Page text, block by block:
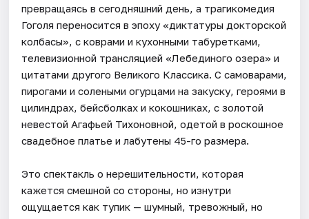
превращаясь в сегодняшний день, а трагикомедия
Гоголя переносится в эпоху «диктатуры докторской
колбасы», с коврами и кухонными табуретками,
телевизионной трансляцией «Лебединого озера» и
цитатами другого Великого Классика. С самоварами,
пирогами и солеными огурцами на закуску, героями в
цилиндрах, бейсболках и кокошниках, с золотой
невестой Агафьей Тихоновной, одетой в роскошное
свадебное платье и лабутены 45-го размера.
Это спектакль о нерешительности, которая
кажется смешной со стороны, но изнутри
ощущается как тупик — шумный, тревожный, но